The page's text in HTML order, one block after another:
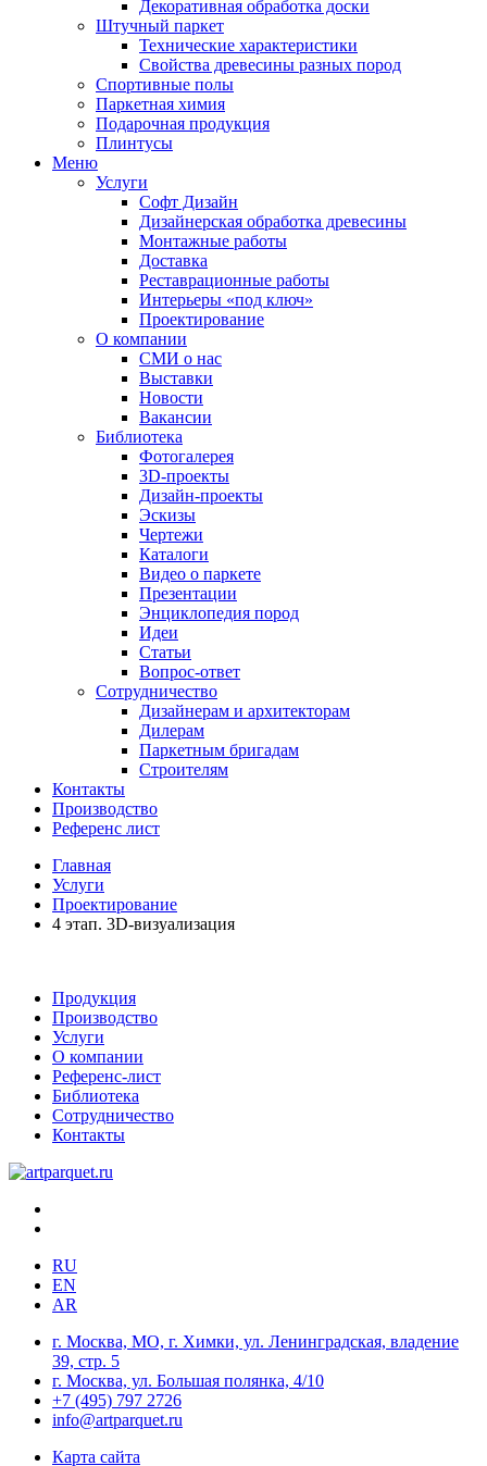
Декоративная обработка доски
Штучный паркет
Технические характеристики
Свойства древесины разных пород
Спортивные полы
Паркетная химия
Подарочная продукция
Плинтусы
Меню
Услуги
Софт Дизайн
Дизайнерская обработка древесины
Монтажные работы
Доставка
Реставрационные работы
Интерьеры «под ключ»
Проектирование
О компании
СМИ о нас
Выставки
Новости
Вакансии
Библиотека
Фотогалерея
3D-проекты
Дизайн-проекты
Эскизы
Чертежи
Каталоги
Видео о паркете
Презентации
Энциклопедия пород
Идеи
Статьи
Вопрос-ответ
Сотрудничество
Дизайнерам и архитекторам
Дилерам
Паркетным бригадам
Строителям
Контакты
Производство
Референс лист
Главная
Услуги
Проектирование
4 этап. 3D-визуализация
Продукция
Производство
Услуги
О компании
Референс-лист
Библиотека
Сотрудничество
Контакты
RU
EN
AR
г. Москва, МО, г. Химки, ул. Ленинградская, владение
39, стр. 5
г. Москва, ул. Большая полянка, 4/10
+7 (495) 797 2726
info@artparquet.ru
Карта сайта